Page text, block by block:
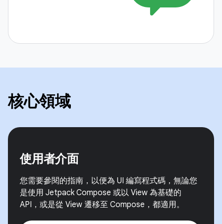
核心領域
使用者介面
您需要參閱的指南，以便為 UI 編寫程式碼，無論您
是使用 Jetpack Compose 或以 View 為基礎的
API，或是從 View 遷移至 Compose，都適用。